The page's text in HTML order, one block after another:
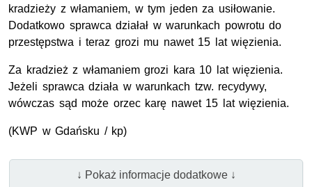
kradzieży z włamaniem, w tym jeden za usiłowanie.
Dodatkowo sprawca działał w warunkach powrotu do
przestępstwa i teraz grozi mu nawet 15 lat więzienia.
Za kradzież z włamaniem grozi kara 10 lat więzienia.
Jeżeli sprawca działa w warunkach tzw. recydywy,
wówczas sąd może orzec karę nawet 15 lat więzienia.
(KWP w Gdańsku / kp)
↓ Pokaż informacje dodatkowe ↓